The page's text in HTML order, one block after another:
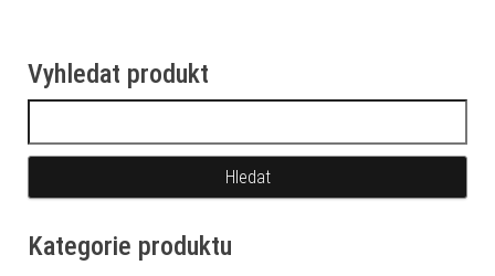
Vyhledat produkt
Kategorie produktu